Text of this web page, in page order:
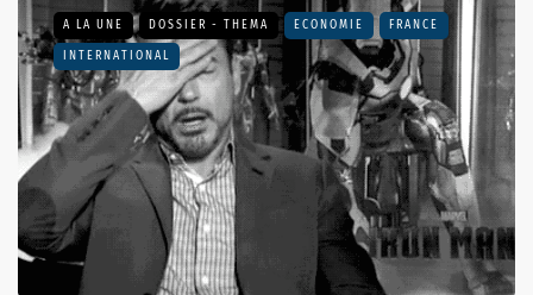
A LA UNE DOSSIER - THEMA ECONOMIE FRANCE
INTERNATIONAL